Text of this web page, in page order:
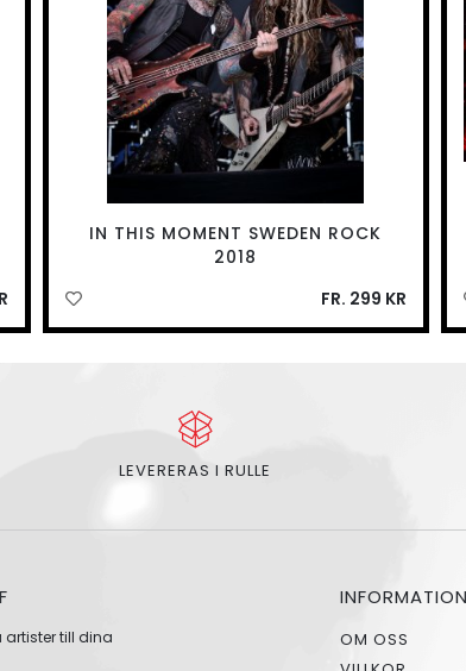
IN THIS MOMENT SWEDEN ROCK
2018
FR. 299 KR
LEVERERAS I RULLE
till dina
INFORMATION
OM OSS